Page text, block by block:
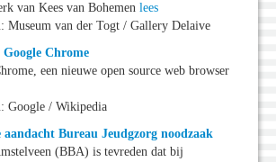
van Kees van Bohemen lees
Museum van der Togt / Gallery Delaive
Chrome
een nieuwe open source web browser
Google / Wikipedia
Bureau Jeudgzorg noodzaak
(BBA) is tevreden dat bij